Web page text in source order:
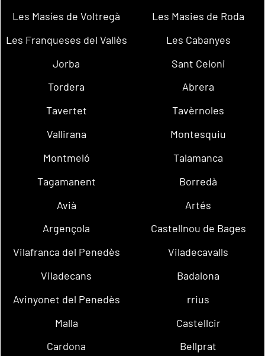
Les Masíes de Voltregà
Les Masies de Roda
Les Franqueses del Vallès
Les Cabanyes
Jorba
Sant Celoni
Tordera
Abrera
Tavertet
Tavèrnoles
Vallirana
Montesquiu
Montmeló
Talamanca
Tagamanent
Borredà
Avià
Artés
Argençola
Castellnou de Bages
Vilafranca del Penedès
Viladecavalls
Viladecans
Badalona
Avinyonet del Penedès
rrius
Malla
Castellcir
Cardona
Bellprat